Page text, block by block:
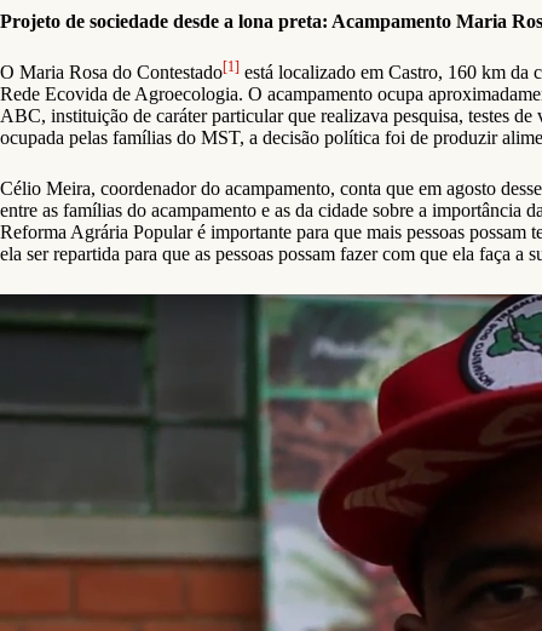
Projeto de sociedade desde a lona preta: Acampamento Maria
O Maria Rosa do Contestado[1] está localizado em Castro, 160 km da
Rede Ecovida de Agroecologia. O acampamento ocupa
ABC, instituição de caráter particular que realizava pesquisa, testes
ocupada pelas famílias do MST, a decisão política foi de produzir
Célio Meira, coordenador do acampamento, conta que em agosto
entre as famílias do acampamento e as da cidade sobre a
Reforma Agrária Popular é importante para que mais pessoas
ela ser repartida para que as pessoas possam fazer com que ela faça